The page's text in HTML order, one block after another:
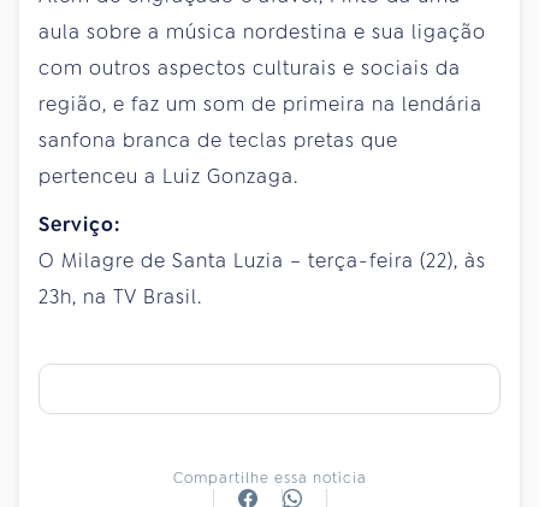
aula sobre a música nordestina e sua ligação
com outros aspectos culturais e sociais da
região, e faz um som de primeira na lendária
sanfona branca de teclas pretas que
pertenceu a Luiz Gonzaga.
Serviço:
O Milagre de Santa Luzia – terça-feira (22), às
23h, na TV Brasil.
Compartilhe essa notícia